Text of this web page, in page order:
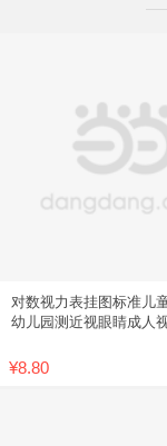
对数视力表挂图标准儿
幼儿园测近视眼睛成人
¥8.80